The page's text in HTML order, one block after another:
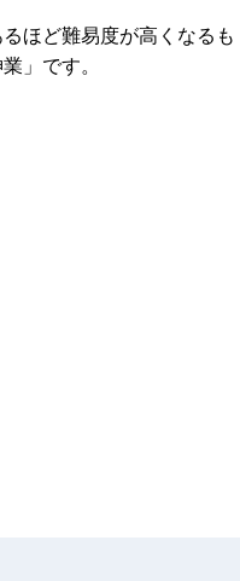
ほど難易度が高くなるも
」です。